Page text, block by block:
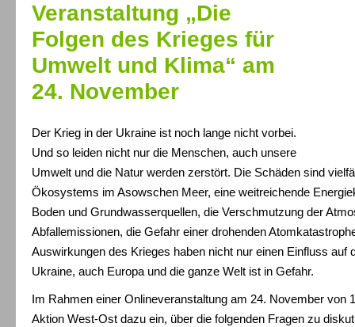
Veranstaltung „Die
Folgen des Krieges für
Umwelt und Klima“ am
24. November
Der Krieg in der Ukraine ist noch lange nicht vorbei.
Und so leiden nicht nur die Menschen, auch unsere
Umwelt und die Natur werden zerstört. Die Schäden sind
Ökosystems im Asowschen Meer, eine weitreichende
Boden und Grundwasserquellen, die Verschmutzung der
Abfallemissionen, die Gefahr einer drohenden
Auswirkungen des Krieges haben nicht nur einen Einfluss auf
Ukraine, auch Europa und die ganze Welt ist in Gefahr.
Im Rahmen einer Onlineveranstaltung am 24. November von
Aktion West-Ost dazu ein, über die folgenden Fragen zu